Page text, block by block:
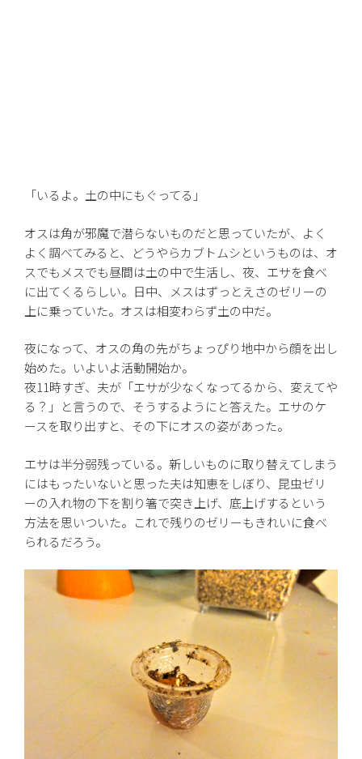
「いるよ。土の中にもぐってる」
オスは角が邪魔で潜らないものだと思っていたが、よく
よく調べてみると、どうやらカブトムシというものは、オ
スでもメスでも昼間は土の中で生活し、夜、エサを食べ
に出てくるらしい。日中、メスはずっとえさのゼリーの
上に乗っていた。オスは相変わらず土の中だ。
夜になって、オスの角の先がちょっぴり地中から顔を出し
始めた。いよいよ活動開始か。
夜11時すぎ、夫が「エサが少なくなってるから、変えてや
る？」と言うので、そうするようにと答えた。エサのケ
ースを取り出すと、その下にオスの姿があった。
エサは半分弱残っている。新しいものに取り替えてしまう
にはもったいないと思った夫は知恵をしぼり、昆虫ゼリ
ーの入れ物の下を割り箸で突き上げ、底上げするという
方法を思いついた。これで残りのゼリーもきれいに食べ
られるだろう。